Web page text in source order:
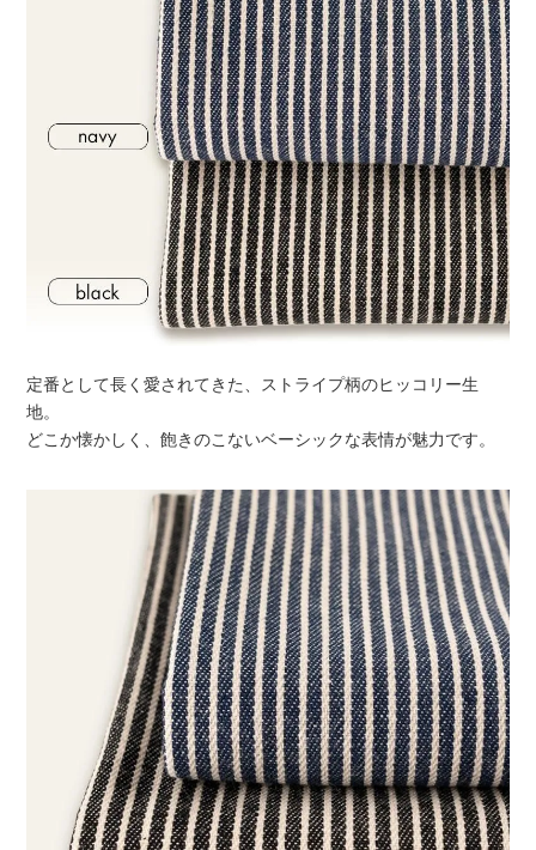
定番として長く愛されてきた、ストライプ柄のヒッコリー生
地。
どこか懐かしく、飽きのこないベーシックな表情が魅力です。